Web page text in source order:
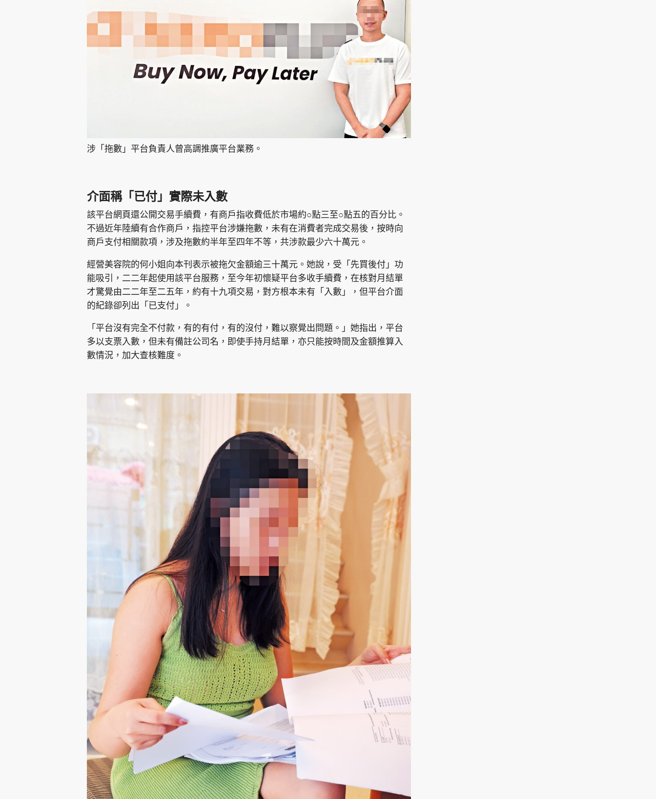
涉「拖數」平台負責人曾高調推廣平台業務。
介面稱「已付」實際未入數
該平台網頁還公開交易手續費，有商戶指收費低於市場約○點三至○點五的百分比。
不過近年陸續有合作商戶，指控平台涉嫌拖數，未有在消費者完成交易後，按時向
商戶支付相關款項，涉及拖數約半年至四年不等，共涉款最少六十萬元。
經營美容院的何小姐向本刊表示被拖欠金額逾三十萬元。她說，受「先買後付」功
能吸引，二二年起使用該平台服務，至今年初懷疑平台多收手續費，在核對月結單
才驚覺由二二年至二五年，約有十九項交易，對方根本未有「入數」，但平台介面
的紀錄卻列出「已支付」。
「平台沒有完全不付款，有的有付，有的沒付，難以察覺出問題。」她指出，平台
多以支票入數，但未有備註公司名，即使手持月結單，亦只能按時間及金額推算入
數情況，加大查核難度。